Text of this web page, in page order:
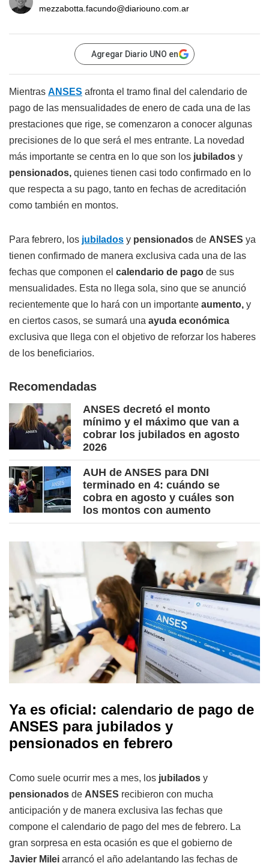
mezzabotta.facundo@diariouno.com.ar
Agregar Diario UNO en
Mientras ANSES afronta el tramo final del calendario de
pago de las mensualidades de enero de cada una de las
prestaciones que rige, se comenzaron a conocer algunas
precisiones de lo que será el mes entrante. La novedad
más importante se centra en lo que son los jubilados y
pensionados, quienes tienen casi todo confirmado en lo
que respecta a su pago, tanto en fechas de acreditación
como también en montos.
Para febrero, los jubilados y pensionados de ANSES ya
tienen confirmado de manera exclusiva cada una de las
fechas que componen el calendario de pago de sus
mensualidades. Esta no llega sola, sino que se anunció
recientemente que lo hará con un importante aumento, y
en ciertos casos, se sumará una ayuda económica
exclusiva que llega con el objetivo de reforzar los haberes
de los beneficiarios.
Recomendadas
ANSES decretó el monto
mínimo y el máximo que van a
cobrar los jubilados en agosto
2026
AUH de ANSES para DNI
terminado en 4: cuándo se
cobra en agosto y cuáles son
los montos con aumento
Ya es oficial: calendario de pago de
ANSES para jubilados y
pensionados en febrero
Como suele ocurrir mes a mes, los jubilados y
pensionados de ANSES recibieron con mucha
anticipación y de manera exclusiva las fechas que
compone el calendario de pago del mes de febrero. La
gran sorpresa en esta ocasión es que el gobierno de
Javier Milei arrancó el año adelantando las fechas de